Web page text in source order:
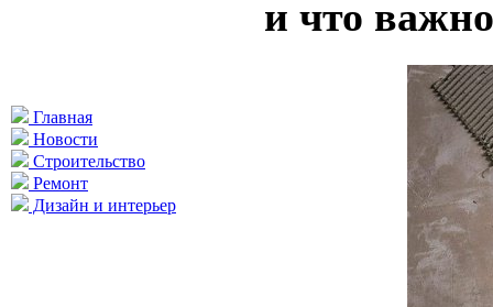
Главная
Новости
Строительство
Ремонт
Дизайн и интерьер
и что